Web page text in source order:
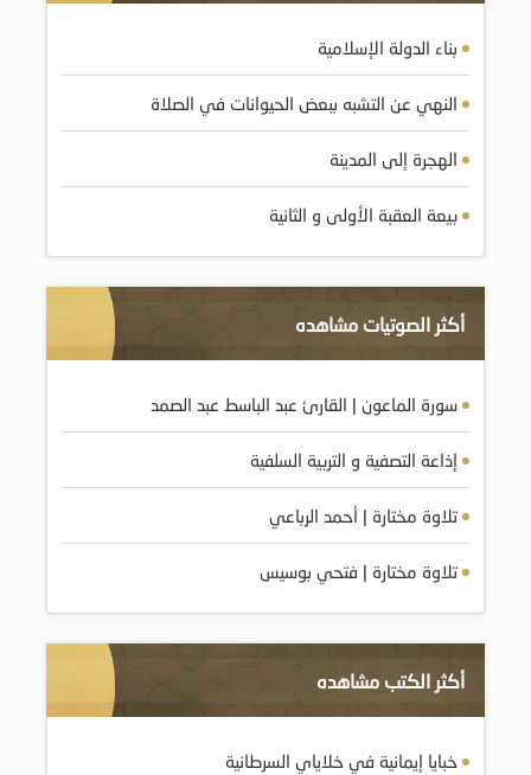
بناء الدولة الإسلامية
النهي عن التشبه ببعض الحيوانات في الصلاة
الهجرة إلى المدينة
بيعة العقبة الأولى و الثانية
أكثر الصوتيات مشاهده
سورة الماعون | القارئ عبد الباسط عبد الصمد
إذاعة التصفية و التربية السلفية
تلاوة مختارة | أحمد الرباعي
تلاوة مختارة | فتحي بوسيس
أكثر الكتب مشاهده